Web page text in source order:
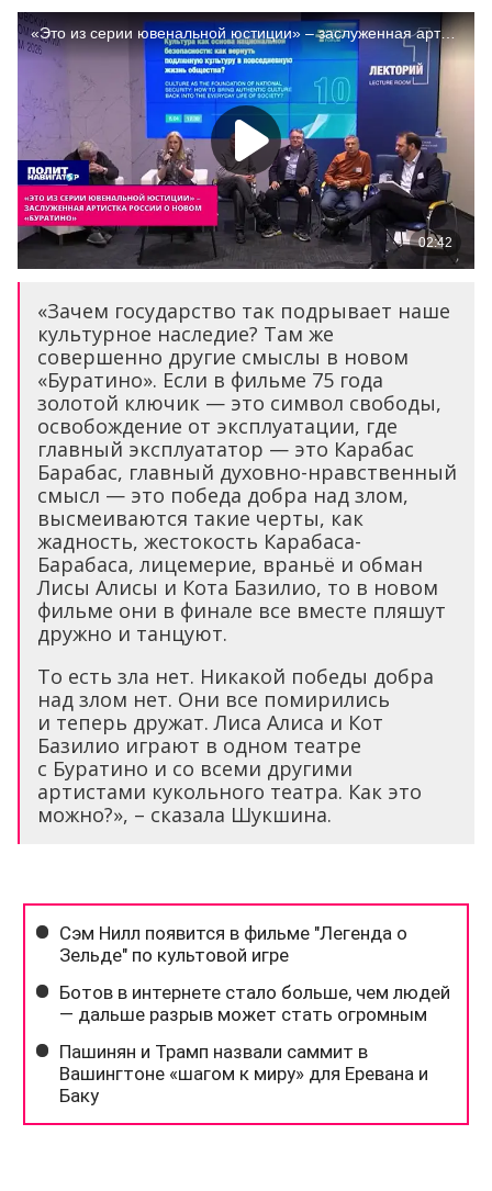
«Зачем государство так подрывает наше
культурное наследие? Там же
совершенно другие смыслы в новом
«Буратино». Если в фильме 75 года
золотой ключик — это символ свободы,
освобождение от эксплуатации, где
главный эксплуататор — это Карабас
Барабас, главный духовно-нравственный
смысл — это победа добра над злом,
высмеиваются такие черты, как
жадность, жестокость Карабаса-
Барабаса, лицемерие, враньё и обман
Лисы Алисы и Кота Базилио, то в новом
фильме они в финале все вместе пляшут
дружно и танцуют.
То есть зла нет. Никакой победы добра
над злом нет. Они все помирились
и теперь дружат. Лиса Алиса и Кот
Базилио играют в одном театре
с Буратино и со всеми другими
артистами кукольного театра. Как это
можно?», – сказала Шукшина.